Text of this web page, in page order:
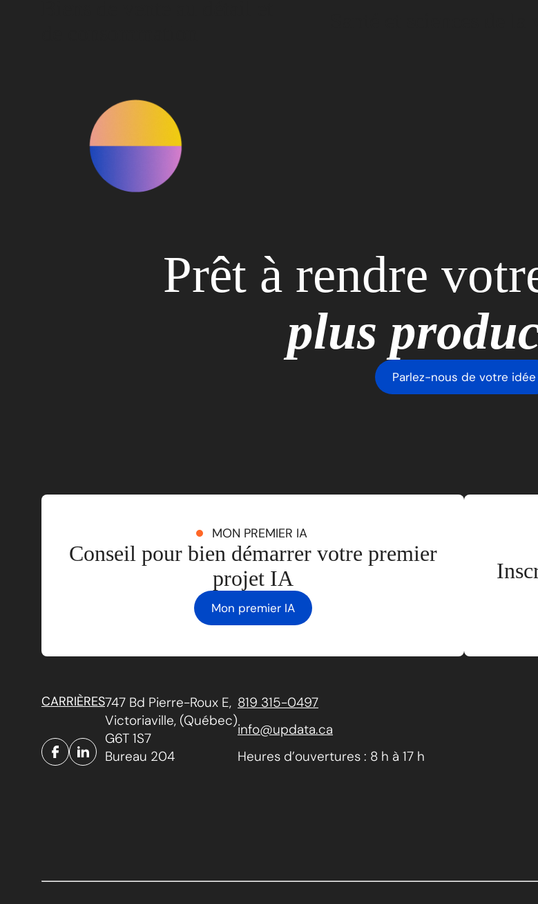
Prêt à rendre
plus
Parlez-nous de votre idée
MON PREMIER IA
Conseil pour bien démarrer votre premier
projet IA
Mon premier IA
CARRIÈRES747 Bd Pierre-Roux E,
Victoriaville, (Québec)
G6T 1S7
Bureau 204
819 315-0497
info@updata.ca
Heures d’ouvertures : 8 h à 17 h